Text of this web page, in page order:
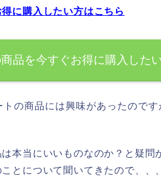
に購入したい方はこちら
品を今すぐお得に購入した
の商品には興味があったので
本当にいいものなのか？と疑問
とについて聞いてきたので、、